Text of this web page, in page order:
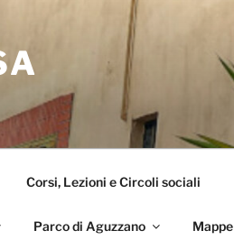
Corsi, Lezioni e Circoli sociali
Parco di Aguzzano Mappe